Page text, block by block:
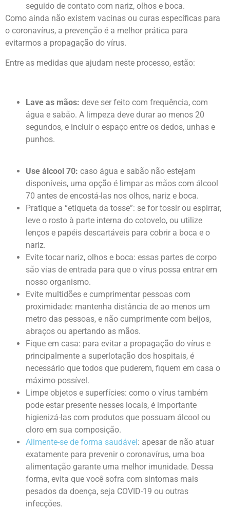
seguido de contato com nariz, olhos e boca.
Como ainda não existem vacinas ou curas específicas para
o coronavírus, a prevenção é a melhor prática para
evitarmos a propagação do vírus.
Entre as medidas que ajudam neste processo, estão:
Lave as mãos: deve ser feito com frequência, com
água e sabão. A limpeza deve durar ao menos 20
segundos, e incluir o espaço entre os dedos, unhas e
punhos.
Use álcool 70: caso água e sabão não estejam
disponíveis, uma opção é limpar as mãos com álcool
70 antes de encostá-las nos olhos, nariz e boca.
Pratique a “etiqueta da tosse”: se for tossir ou espirrar,
leve o rosto à parte interna do cotovelo, ou utilize
lenços e papéis descartáveis para cobrir a boca e o
nariz.
Evite tocar nariz, olhos e boca: essas partes de corpo
são vias de entrada para que o vírus possa entrar em
nosso organismo.
Evite multidões e cumprimentar pessoas com
proximidade: mantenha distância de ao menos um
metro das pessoas, e não cumprimente com beijos,
abraços ou apertando as mãos.
Fique em casa: para evitar a propagação do vírus e
principalmente a superlotação dos hospitais, é
necessário que todos que puderem, fiquem em casa o
máximo possível.
Limpe objetos e superfícies: como o vírus também
pode estar presente nesses locais, é importante
higienizá-las com produtos que possuam álcool ou
cloro em sua composição.
Alimente-se de forma saudável: apesar de não atuar
exatamente para prevenir o coronavírus, uma boa
alimentação garante uma melhor imunidade. Dessa
forma, evita que você sofra com sintomas mais
pesados da doença, seja COVID-19 ou outras
infecções.